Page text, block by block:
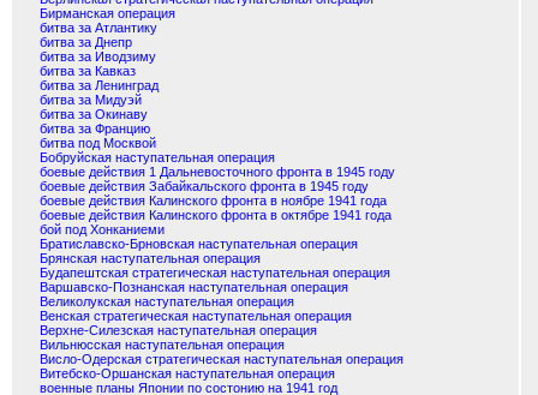
Бирманская операция
битва за Атлантику
битва за Днепр
битва за Иводзиму
битва за Кавказ
битва за Ленинград
битва за Мидуэй
битва за Окинаву
битва за Францию
битва под Москвой
Бобруйская наступательная операция
боевые действия 1 Дальневосточного фронта в 1945 году
боевые действия Забайкальского фронта в 1945 году
боевые действия Калинского фронта в ноябре 1941 года
боевые действия Калинского фронта в октябре 1941 года
бой под Хонканиеми
Братиславско-Брновская наступательная операция
Брянская наступательная операция
Будапештская стратегическая наступательная операция
Варшавско-Познанская наступательная операция
Великолукская наступательная операция
Венская стратегическая наступательная операция
Верхне-Силезская наступательная операция
Вильнюсская наступательная операция
Висло-Одерская стратегическая наступательная операция
Витебско-Оршанская наступательная операция
военные планы Японии по состонию на 1941 год